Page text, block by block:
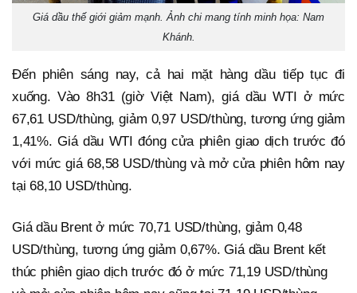
Giá dầu thế giới giảm mạnh. Ảnh chi mang tính minh họa: Nam
Khánh.
Đến phiên sáng nay, cả hai mặt hàng dầu tiếp tục đi
xuống. Vào 8h31 (giờ Việt Nam), giá dầu WTI ở mức
67,61 USD/thùng, giảm 0,97 USD/thùng, tương ứng giảm
1,41%. Giá dầu WTI đóng cửa phiên giao dịch trước đó
với mức giá 68,58 USD/thùng và mở cửa phiên hôm nay
tại 68,10 USD/thùng.
Giá dầu Brent ở mức 70,71 USD/thùng, giảm 0,48
USD/thùng, tương ứng giảm 0,67%. Giá dầu Brent kết
thúc phiên giao dịch trước đó ở mức 71,19 USD/thùng